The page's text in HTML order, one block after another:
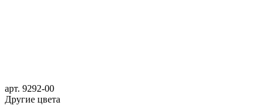
арт. 9292-00
Другие цвета